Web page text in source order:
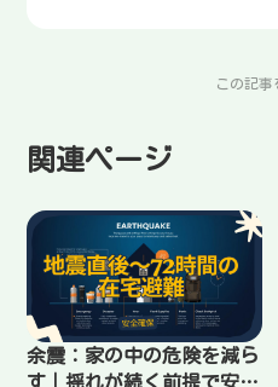
この記事
関連ページ
余震：家の中の危険を減ら
す｜揺れが続く前提で安全